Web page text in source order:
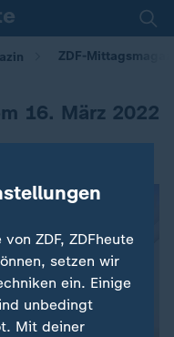
ZDF-
16. März 2022
ZDF, ZDFheute
setzen wir
ein. Einige
unbedingt
Mit deiner